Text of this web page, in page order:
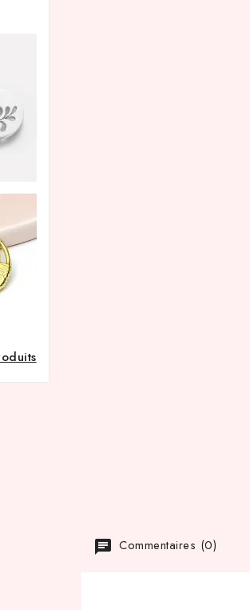
Commentaires (0)